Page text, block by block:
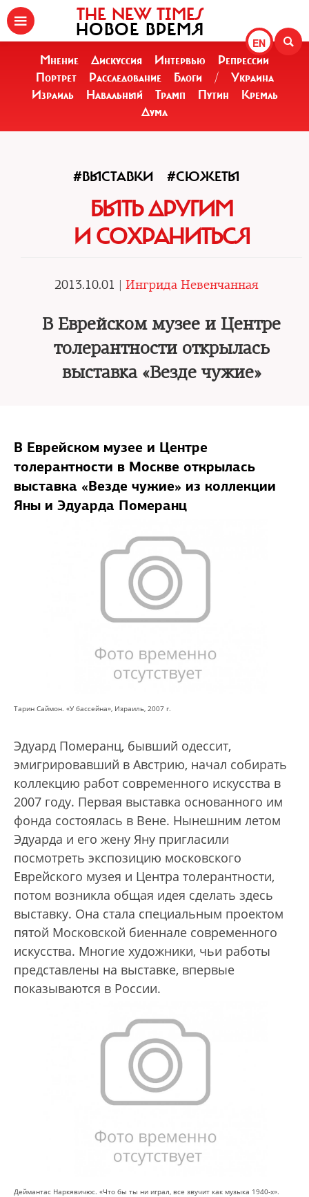
EN
THE NEW TIMES
НОВОЕ ВРЕМЯ
Мнение Дискуссия Интервью
Репрессии
Портрет
Расследование Блоги /
Украина
Израиль
Навальный Трамп Путин
Кремль
Дума
#ВЫСТАВКИ #СЮЖЕТЫ
БЫТЬ ДРУГИМ
И СОХРАНИТЬСЯ
2013.10.01 | Ингрида Невенчанная
В Еврейском музее и Центре
толерантности открылась
выставка «Везде чужие»
В Еврейском музее и Центре
толерантности в Москве открылась
выставка «Везде чужие» из коллекции
Яны и Эдуарда Померанц
Тарин Саймон. «У бассейна», Израиль, 2007 г.
Эдуард Померанц, бывший одессит,
эмигрировавший в Австрию, начал собирать
коллекцию работ современного искусства в
2007 году. Первая выставка основанного им
фонда состоялась в Вене. Нынешним летом
Эдуарда и его жену Яну пригласили
посмотреть экспозицию московского
Еврейского музея и Центра толерантности,
потом возникла общая идея сделать здесь
выставку. Она стала специальным проектом
пятой Московской биеннале современного
искусства. Многие художники, чьи работы
представлены на выставке, впервые
показываются в России.
Деймантас Наркявичюс. «Что бы ты ни играл, все звучит как музыка 1940-х».